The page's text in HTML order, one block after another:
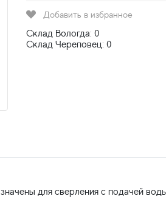
Добавить в избранное
Склад Вологда: 0
Склад Череповец: 0
для сверления с подачей